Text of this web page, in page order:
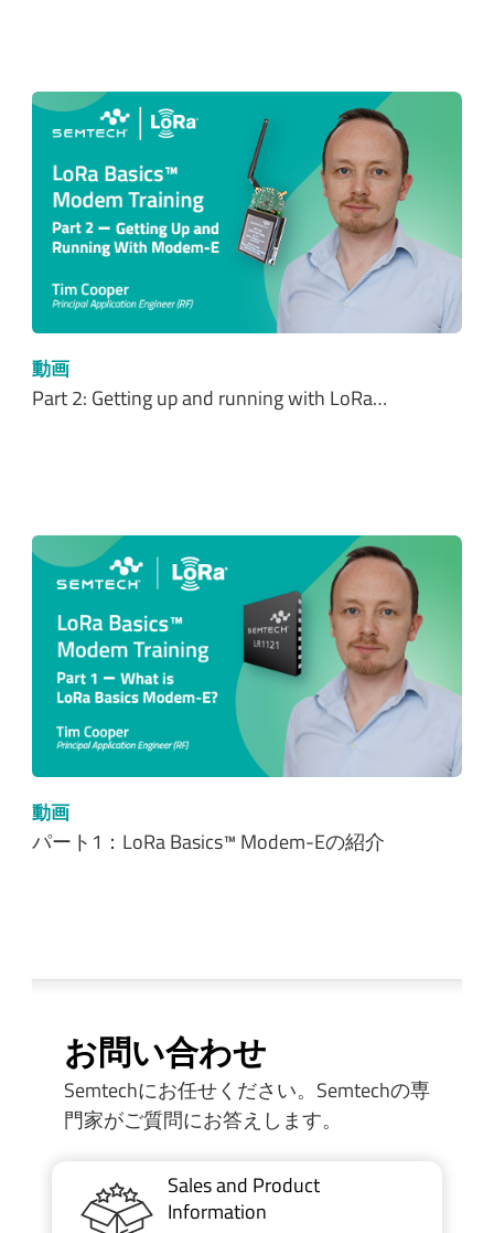
動画
Part 2: Getting up and running with LoRa…
動画
パート1：LoRa Basics™ Modem-Eの紹介
お問い合わせ
Semtechにお任せください。Semtechの専
門家がご質問にお答えします。
Sales and Product
Information